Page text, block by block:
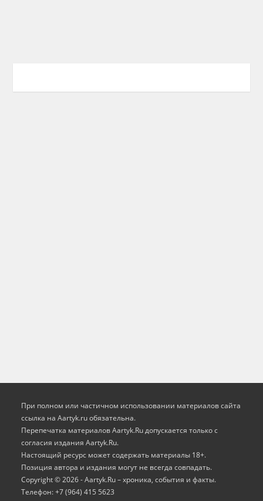
При полном или частичном использовании материалов сайта
ссылка на Aartyk.ru oбязательна.
Перепечатка материалов Aartyk.Ru допускается только с
согласия издания Aartyk.Ru.
Настоящий ресурс может содержать материалы 18+.
Позиция автора и издания могут не всегда совпадать.
Copyright © 2026 - Aartyk.Ru – хроника, события и факты.
Телефон: +7 (964) 415 5623